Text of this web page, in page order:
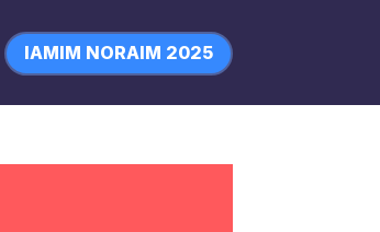
IAMIM NORAIM 2025